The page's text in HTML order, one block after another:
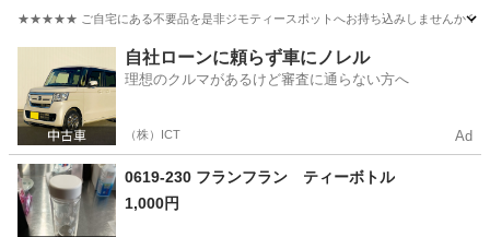
★★★★★ ご自宅にある不要品を是非ジモティースポットへお持ち込みしませんか？
食器 たち吉
自社ローンに頼らず車にノレル
理想のクルマがあるけど審査に通らない方へ
（株）ICT Ad
0619-230 フランフラン ティーボトル
1,000円